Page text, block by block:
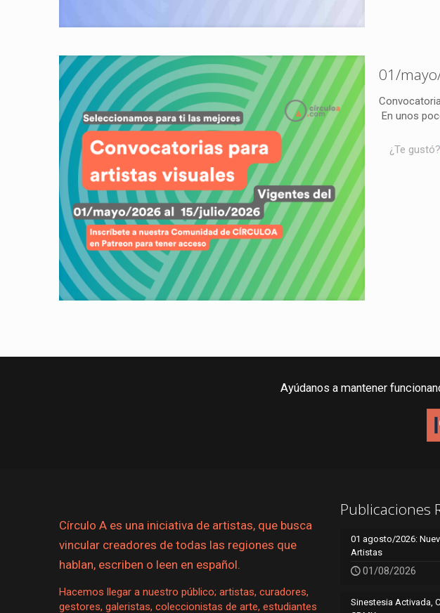
01/
En unos
¿Te gustó?
Ayúdanos a mantener
Círculo A es una iniciativa de artistas, que busca
vincular creadores de todas las regiones que
hablan, escriben o leen en español.
Hacemos llegar a nuestro público; artistas, curadores,
gestores, galeristas, coleccionistas de arte, estudiantes
Publicaciones
01 agosto/2026:
Artistas
01/08/2026
Sinestesia Activada,